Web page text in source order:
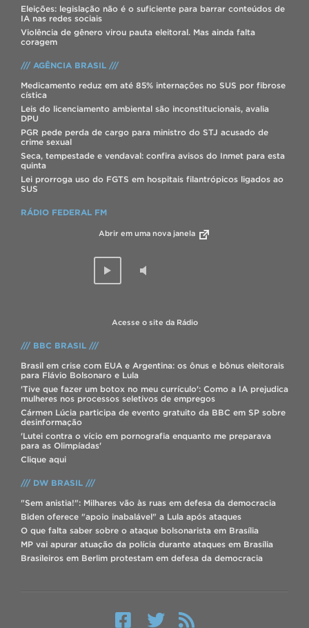
Eleições: legislação não é o suficiente para barrar conteúdos de
IA nas redes sociais
Violência de gênero virou pauta eleitoral. Mas ainda falta
coragem
/// AGÊNCIA BRASIL ///
Medicamento reduz em até 85% internações no SUS por fibrose
cística
Leis do licenciamento ambiental são inconstitucionais, avalia
DPU
PGR pede perda de cargo para ministro do STJ acusado de
crime sexual
Seca, tempestade e vendaval: confira avisos do Inmet para esta
quinta
Lei prorroga uso do FGTS em hospitais filantrópicos ligados ao
SUS
RÁDIO FEDERAL FM
Abrir em uma nova janela
Acesse o site da Rádio
/// BBC BRASIL ///
Brasil em crise com EUA e Argentina: os ônus e bônus eleitorais
para Flávio Bolsonaro e Lula
'Tive que fazer um botox no meu currículo': Como a IA prejudica
mulheres nos processos seletivos de empregos
Cármen Lúcia participa de evento gratuito da BBC em SP sobre
desinformação
'Lutei contra o vício em pornografia enquanto me preparava
para as Olimpíadas'
Clique aqui
/// DW BRASIL ///
"Sem anistia!": Milhares vão às ruas em defesa da democracia
Biden oferece "apoio inabalável" a Lula após ataques
O que falta saber sobre o ataque bolsonarista em Brasília
MP vai apurar atuação da polícia durante ataques em Brasília
Brasileiros em Berlim protestam em defesa da democracia